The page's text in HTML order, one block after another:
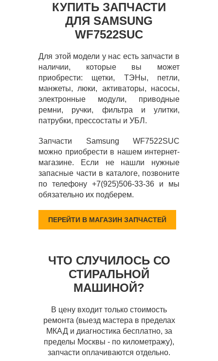
КУПИТЬ ЗАПЧАСТИ
ДЛЯ SAMSUNG
WF7522SUC
Для этой модели у нас есть запчасти в
наличии, которые вы может
приобрести: щетки, ТЭНы, петли,
манжеты, люки, активаторы, насосы,
электронные модули, приводные
ремни, ручки, фильтра и улитки,
патрубки, прессостаты и УБЛ.
Запчасти Samsung WF7522SUC
можно приобрести в нашем интернет-
магазине. Если не нашли нужные
запасные части в каталоге, позвоните
по телефону +7(925)506-33-36 и мы
обязательно их подберем.
ПЕРЕЙТИ В МАГАЗИН ЗАПЧАСТЕЙ
ЧТО СЛУЧИЛОСЬ СО
СТИРАЛЬНОЙ
МАШИНОЙ?
В цену входит только стоимость
ремонта (выезд мастера в пределах
МКАД и диагностика бесплатно, за
пределы Москвы - по километражу),
запчасти оплачиваются отдельно.